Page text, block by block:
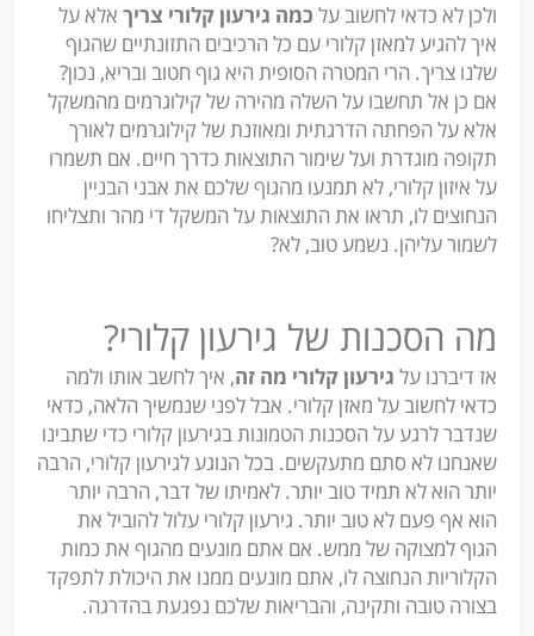
ולכן לא כדאי לחשוב על כמה גירעון קלורי צריך אלא על
איך להגיע למאזן קלורי עם כל הרכיבים התזונתיים שהגוף
שלנו צריך. הרי המטרה הסופית היא גוף חטוב ובריא, נכון?
אם כן אל תחשבו על השלה מהירה של קילוגרמים מהמשקל
אלא על הפחתה הדרגתית ומאוזנת של קילוגרמים לאורך
תקופה מוגדרת ועל שימור התוצאות כדרך חיים. אם תשמרו
על איזון קלורי, לא תמנעו מהגוף שלכם את אבני הבניין
הנחוצים לו, תראו את התוצאות על המשקל די מהר ותצליחו
לשמור עליהן. נשמע טוב, לא?
מה הסכנות של גירעון קלורי?
אז דיברנו על גירעון קלורי מה זה, איך לחשב אותו ולמה
כדאי לחשוב על מאזן קלורי. אבל לפני שנמשיך הלאה, כדאי
שנדבר לרגע על הסכנות הטמונות בגירעון קלורי כדי שתבינו
שאנחנו לא סתם מתעקשים. בכל הנוגע לגירעון קלורי, הרבה
יותר הוא לא תמיד טוב יותר. לאמיתו של דבר, הרבה יותר
הוא אף פעם לא טוב יותר. גירעון קלורי עלול להוביל את
הגוף למצוקה של ממש. אם אתם מונעים מהגוף את כמות
הקלוריות הנחוצה לו, אתם מונעים ממנו את היכולת לתפקד
בצורה טובה ותקינה, והבריאות שלכם נפגעת בהדרגה.